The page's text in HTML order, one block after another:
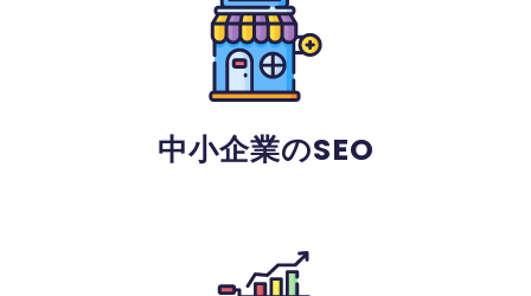
中小企業のSEO